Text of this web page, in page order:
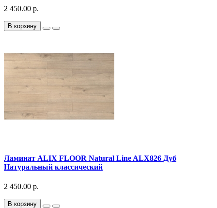
2 450.00 р.
В корзину
Ламинат ALIX FLOOR Natural Line ALX826 Дуб
Натуральный классический
2 450.00 р.
В корзину